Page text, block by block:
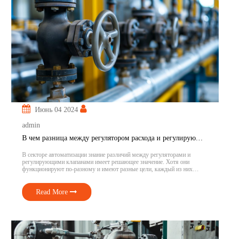
Июнь 04 2024
admin
В чем разница между регулятором расхода и регулирующим клапаном?
В секторе автоматизации знание различий между регуляторами и
регулирующими клапанами имеет решающее значение. Хотя они
функционируют по-разному и имеют разные цели, каждый из них
предотвратить серьезные проблемы и сэкономить деньги и ресурсы,
зная, как каждый из них функционирует. Понимание разницы Давайте
внимательнее посмотрим на […]
Read More